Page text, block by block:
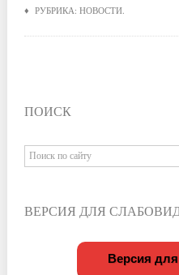
♦ РУБРИКА:НОВОСТИ.
ПОИСК
ВЕРСИЯ ДЛЯ
Версия